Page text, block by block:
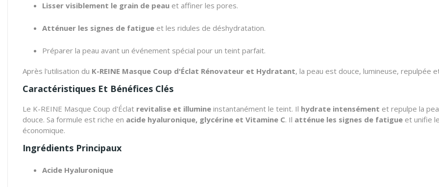
Lisser visiblement le grain de peau et affiner les pores.
Atténuer les signes de fatigue et les ridules de déshydratation.
Préparer la peau avant un événement spécial pour un teint parfait.
Après l'utilisation du K-REINE Masque Coup d'Éclat Rénovateur et Hydratant, la peau est douce, lumineuse, repulpée
Caractéristiques Et Bénéfices Clés
Le K-REINE Masque Coup d'Éclat revitalise et illumine instantanément le teint. Il hydrate intensément et repulpe la
douce. Sa formule est riche en acide hyaluronique, glycérine et Vitamine C. Il atténue les signes de fatigue et unifie
économique.
Ingrédients Principaux
Acide Hyaluronique